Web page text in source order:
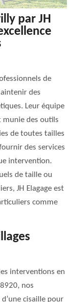
par JH
de
des
Leur équipe
munie des outils
de toutes tailles
des services
intervention.
de taille ou
JH Elagage est
comme
interventions en
nos
cisaille pour